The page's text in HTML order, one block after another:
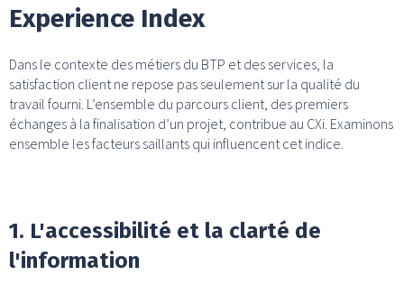
Experience Index
Dans le contexte des métiers du BTP et des services, la
satisfaction client ne repose pas seulement sur la qualité du
travail fourni. L’ensemble du parcours client, des premiers
échanges à la finalisation d’un projet, contribue au CXi. Examinons
ensemble les facteurs saillants qui influencent cet indice.
1. L'accessibilité et la clarté de
l'information